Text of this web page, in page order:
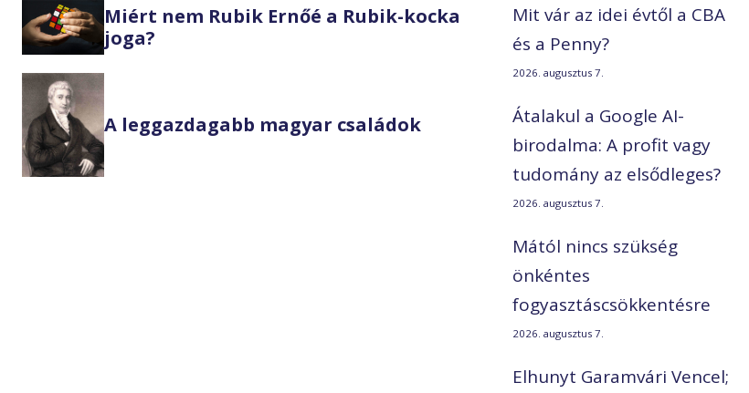
Miért nem Rubik Ernőé a Rubik-kocka
joga?
A leggazdagabb magyar családok
Mit vár az idei évtől a CBA
és a Penny?
2026. augusztus 7.
Átalakul a Google AI-
birodalma: A profit vagy
tudomány az elsődleges?
2026. augusztus 7.
Mától nincs szükség
önkéntes
fogyasztáscsökkentésre
2026. augusztus 7.
Elhunyt Garamvári Vencel;